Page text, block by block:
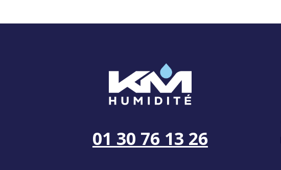
01 30 76 13 26